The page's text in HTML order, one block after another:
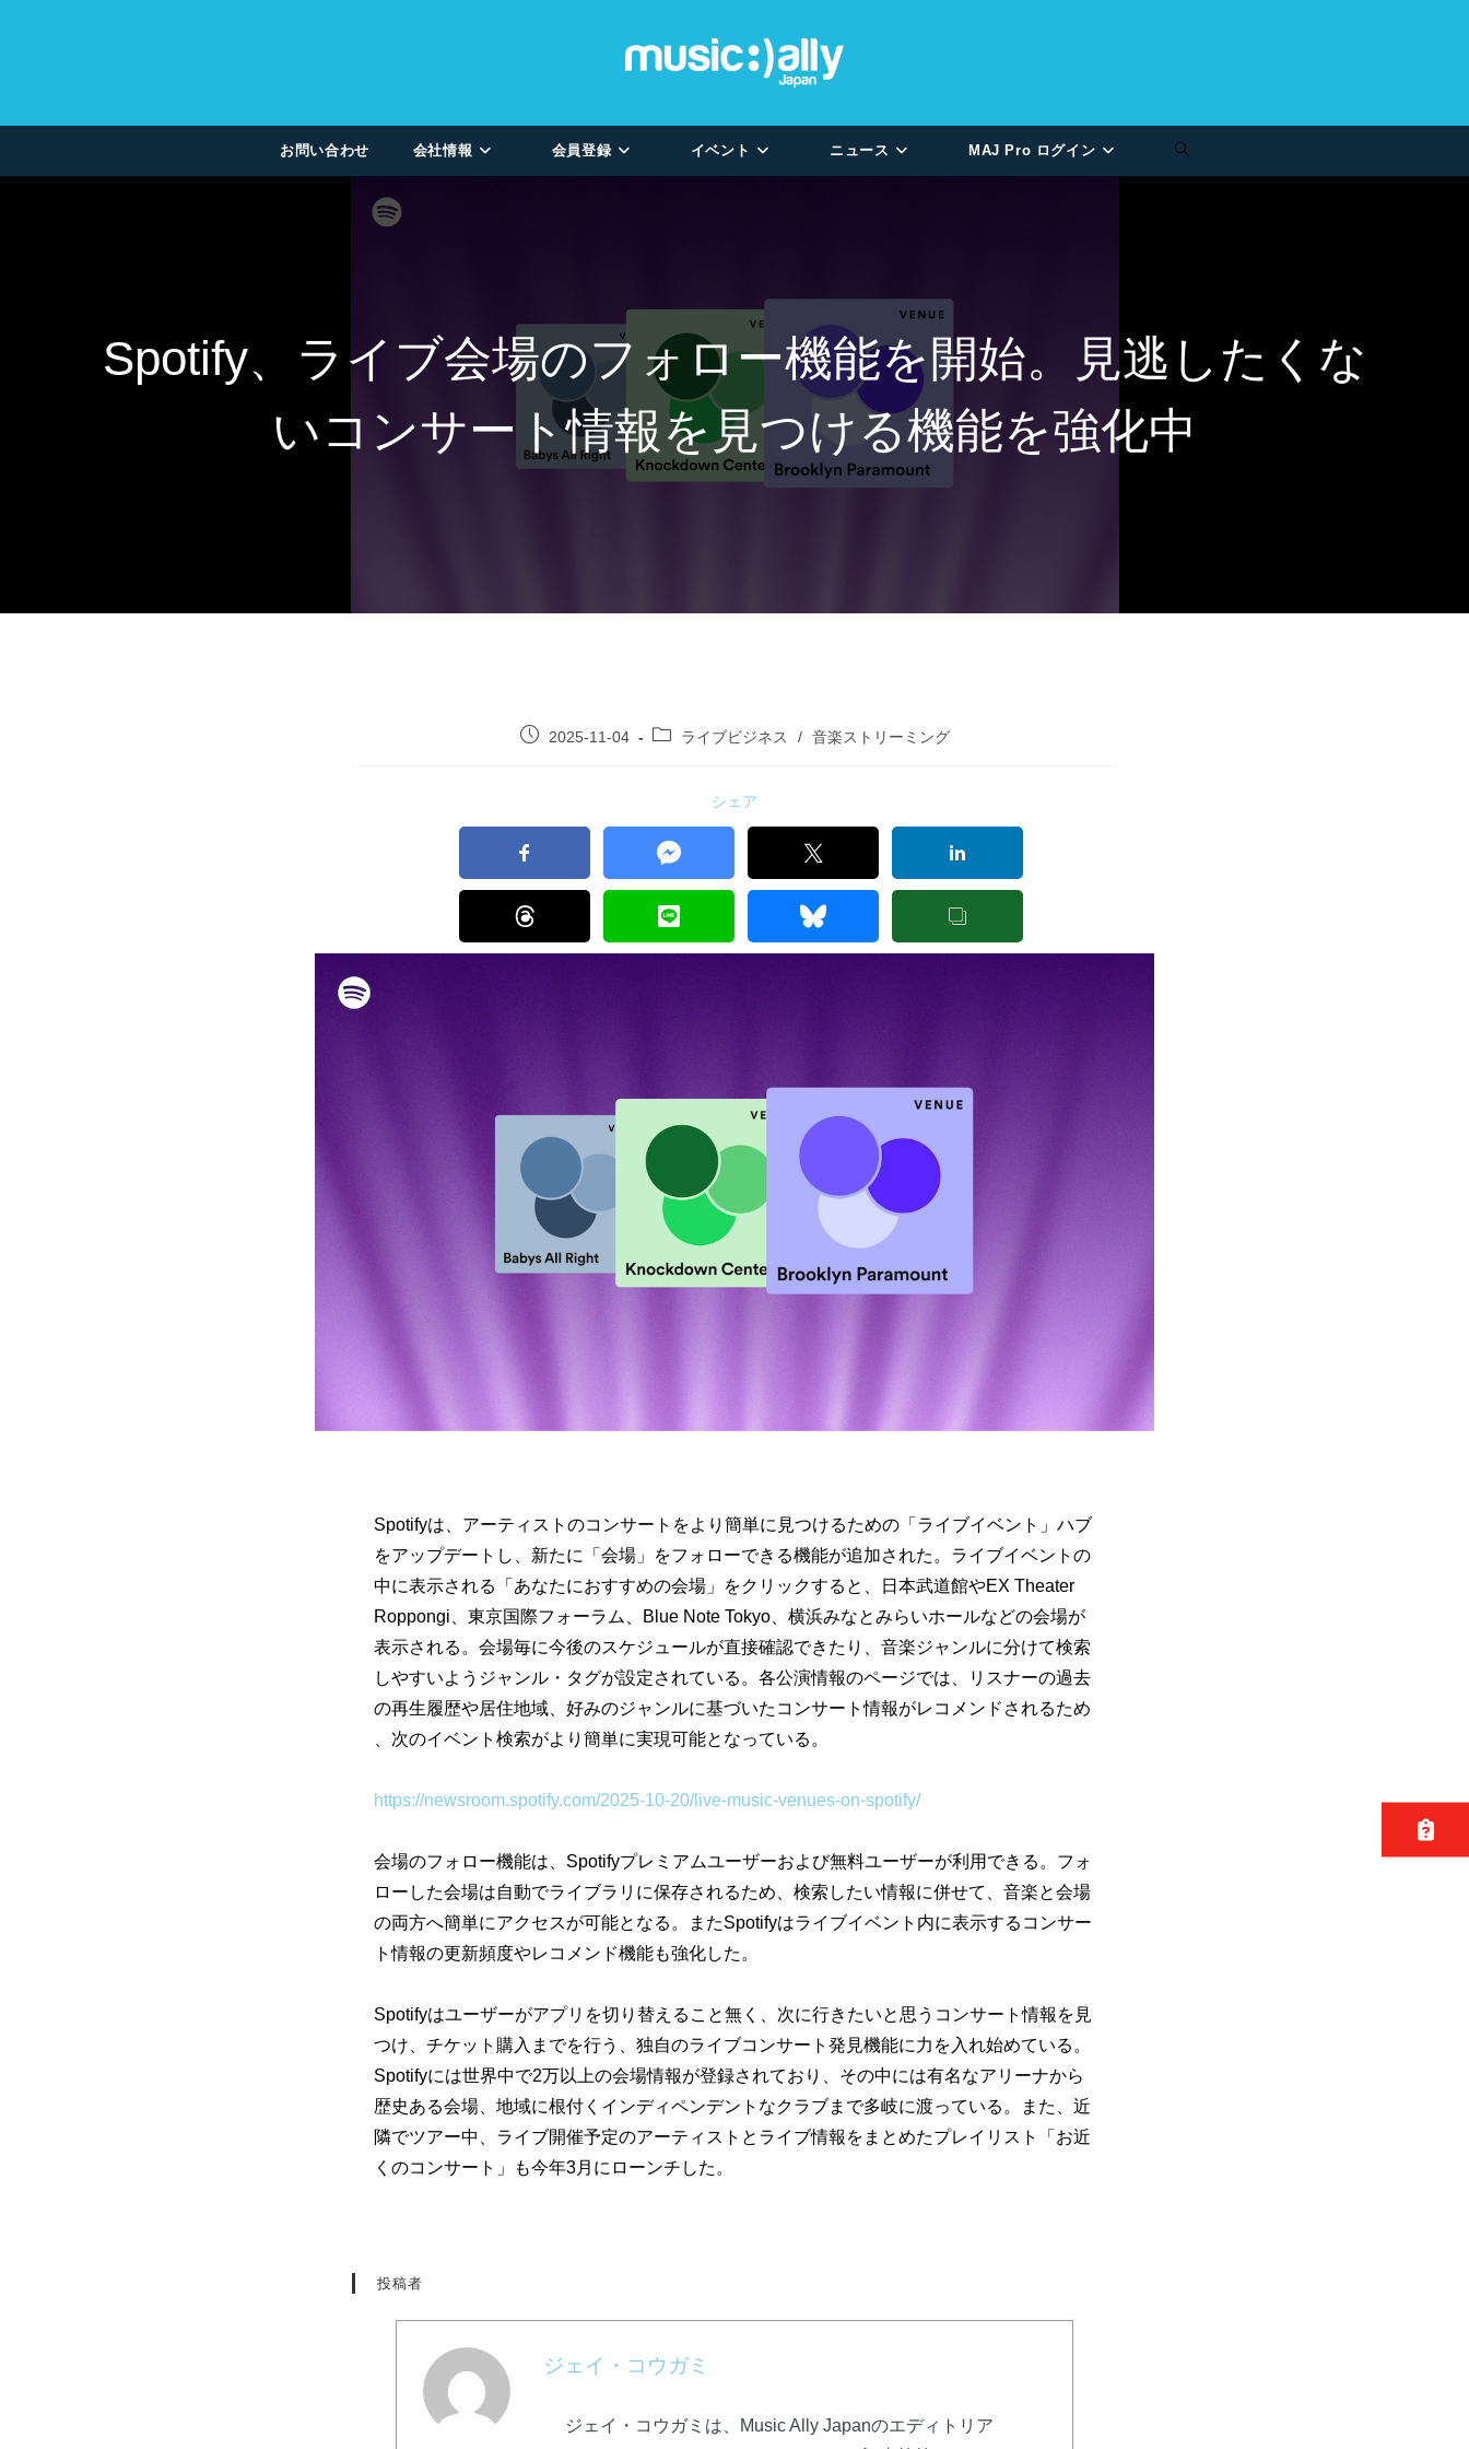
お問い合わせ 会社情報 会員登録 イベント ニュース MAJ Pro ログイン
Spotify、ライブ会場のフォロー機能を開始。見逃したくな
いコンサート情報を見つける機能を強化中
2025-11-04 ライブビジネス / 音楽ストリーミング
シェア
Spotifyは、 アーティストのコンサートをより簡単に見つけるための「 ライブイベント」ハブ
をアップデートし、新たに「会場」
をフォローできる機能が追加された。 ライブイベントの
中に表示される「あなたにおすすめの会場」
をクリックすると、日本武道館やEX Theater
Roppongi、東京国際フォーラム、Blue Note Tokyo、横浜みなとみらいホールなどの会場が
表示される。 会場毎に今後のスケジュールが直接確認できたり、 音楽ジャンルに分けて検索
しやすいようジャンル・ タグが設定されている。各公演情報のページでは、
リスナーの過去
の再生履歴や居住地域、 好みのジャンルに基づいたコンサート情報がレコメンドされるため
、次のイベント検索がより簡単に実現可能となっている。
https://newsroom.spotify.com/2025-10-20/live-music-venues-on-spotify/
会場のフォロー機能は、 Spotifyプレミアムユーザーおよび無料ユーザーが利用でき る。フォ
ローした会場は自動でライブラリに保存されるため、 検索したい情報に併せて、 音楽と会場
の両方へ簡単にアクセスが可能となる。
またSpotifyはライブイベント内に表示するコンサー
ト情報の更新頻度やレコメンド機能も強化した。
Spotifyはユーザーがアプリを切り替えること無く、 次に行きたいと思うコンサート情報を見
つけ、 チケット購入までを行う、 独自のライブコンサート発見機能に力を入れ始めている。
Spotifyには世界中で2万以上の会場情報が登録されており
、その中には有名なアリーナから
歴史ある会場、 地域に根付くインディペンデントなクラブまで多岐に渡っている。
また、近
隣でツアー中、 ライブ開催予定のアーティストとライブ情報をまとめたプレイリス ト「お近
くのコンサート」も今年3月にローンチした。
投稿者
ジェイ・コウガミ
ジェイ・コウガミは、Music Ally Japanのエディトリア